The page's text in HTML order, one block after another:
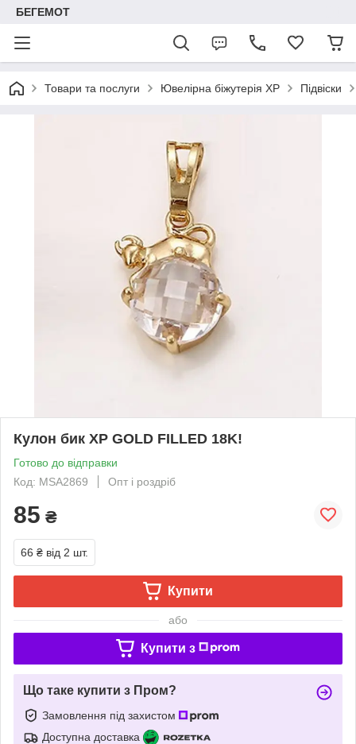
БЕГЕМОТ
Товари та послуги Ювелірна біжутерія XP Підвіски
Кулон бик ХР GOLD FILLED 18K!
Готово до відправки
Код: MSA2869
Опт і роздріб
85 ₴
66 ₴ від 2 шт.
Купити
або
Купити з
Що таке купити з Пром?
Замовлення під захистом
Доступна доставка